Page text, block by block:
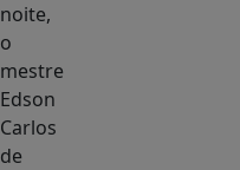
noite,
o
mestre
Edson
Carlos
de